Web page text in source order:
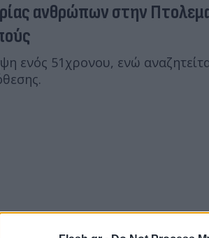
ανθρώπων στην
ενός 51χρονου, ενώ
Αλβανού